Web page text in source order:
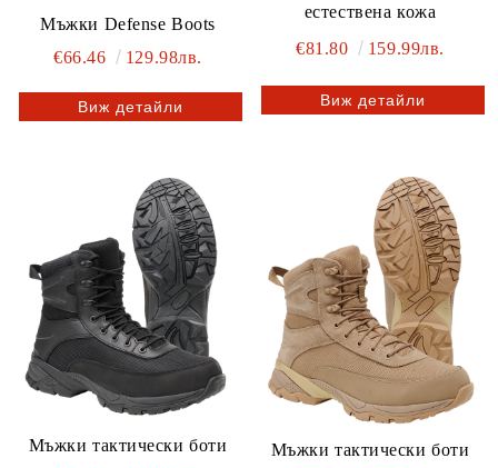
Мъжки Defense Boots
€66.46
129.98лв.
Виж детайли
естествена кожа
€81.80
159.99лв.
Виж детайли
Мъжки тактически боти
Мъжки тактически боти